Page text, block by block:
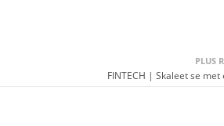
PLUS
FINTECH | Skaleet se met